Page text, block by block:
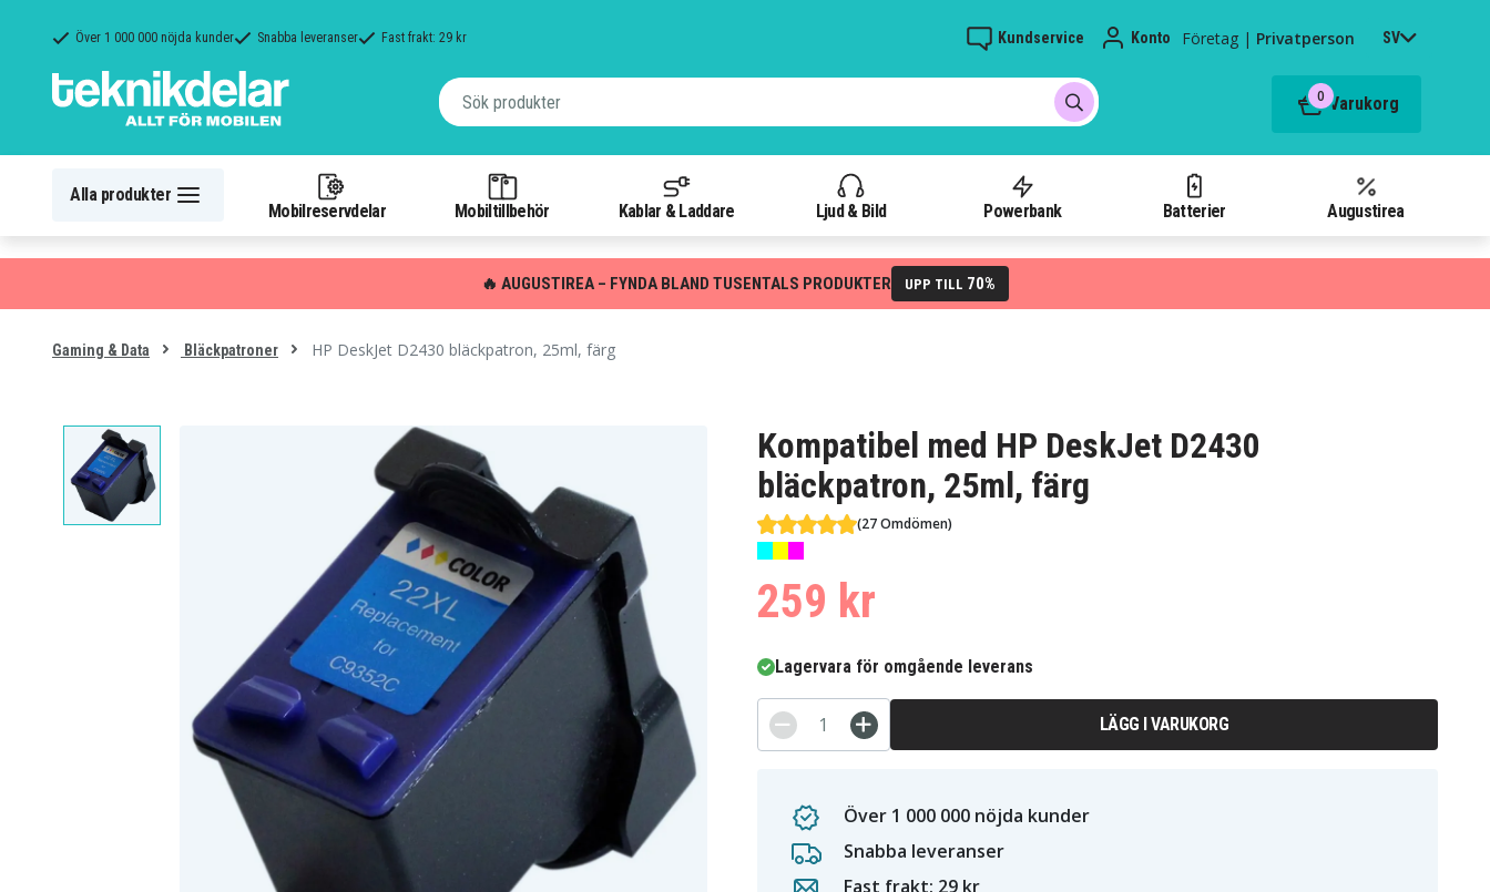
Över 1 000 000 nöjda kunder Snabba leveranser Fast frakt: 29 kr Kundservice Konto Företag | Privatperson SV
0 Varukorg
Alla produkter
Mobilreservdelar Mobiltillbehör Kablar & Laddare Ljud & Bild Powerbank Batterier Augustirea
🔥 AUGUSTIREA – FYNDA BLAND TUSENTALS PRODUKTER UPP TILL 70%
Gaming & Data Bläckpatroner HP DeskJet D2430 bläckpatron, 25ml, färg
Kompatibel med HP DeskJet D2430
bläckpatron, 25ml, färg
(27 Omdömen)
259 kr
Lagervara för omgående leverans
LÄGG I VARUKORG
Över 1 000 000 nöjda kunder
Snabba leveranser
Fast frakt: 29 kr